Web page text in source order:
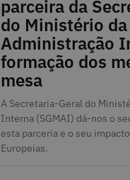
parceira da
do Ministério da
Administração
formação dos
mesa
A Secretaria-Geral do
Interna (SGMAI) dá-nos o
esta parceria e o seu
Europeias.